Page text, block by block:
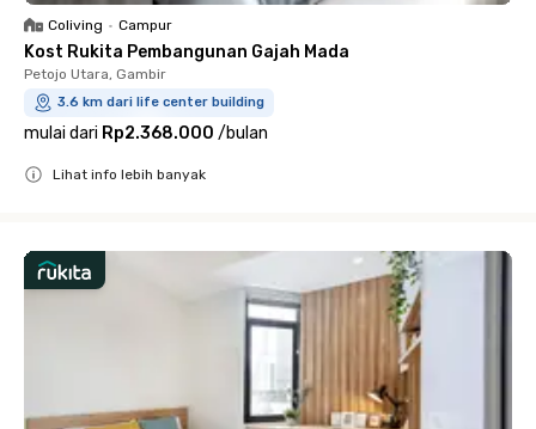
Coliving • Campur
Kost Rukita Pembangunan Gajah Mada
Petojo Utara, Gambir
3.6 km dari life center building
mulai dari Rp2.368.000 /bulan
Lihat info lebih banyak